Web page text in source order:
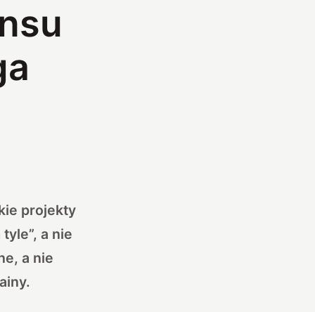
projekty
a nie
a nie